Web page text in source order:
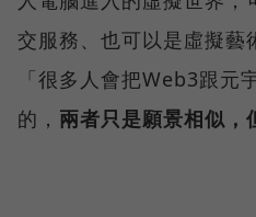
交服務、也可以是虛擬藝
「很多人會把Web3跟元
的， 兩者只是願景相似，